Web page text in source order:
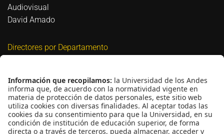
Audiovisual
David Amado
Directores por Departamento
Civil y Ambiental
Nicolás Estrada Mejía
Eléctrica y Electrónica